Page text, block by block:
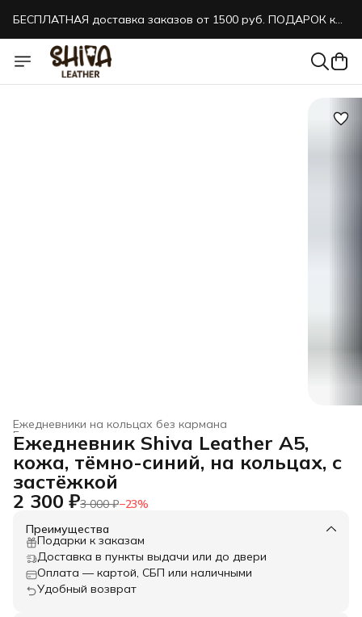
БЕСПЛАТНАЯ доставка заказов от 1500 руб. ПОДАРОК к
БЕСПЛАТНАЯ доставка заказов от 1500 руб. ПОДАРОК к
каждому заказу!
Ежедневники на кольцах без кармана
Ежедневники на кольцевых механизмах ›
Товары из натуральной кожи ›
Главная ›
Ежедневник Shiva Leather А5,
кожа, тёмно-синий, на кольцах, с
застёжкой
2 300 ₽3 000 ₽−23%
Преимущества
Подарки к заказам
Доставка в пункты выдачи или до двери
Оплата — картой, СБП или наличными
Удобный возврат